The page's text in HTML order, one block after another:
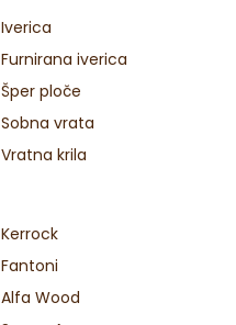
Iverica
Furnirana iverica
Šper ploče
Sobna vrata
Vratna krila
Kerrock
Fantoni
Alfa Wood